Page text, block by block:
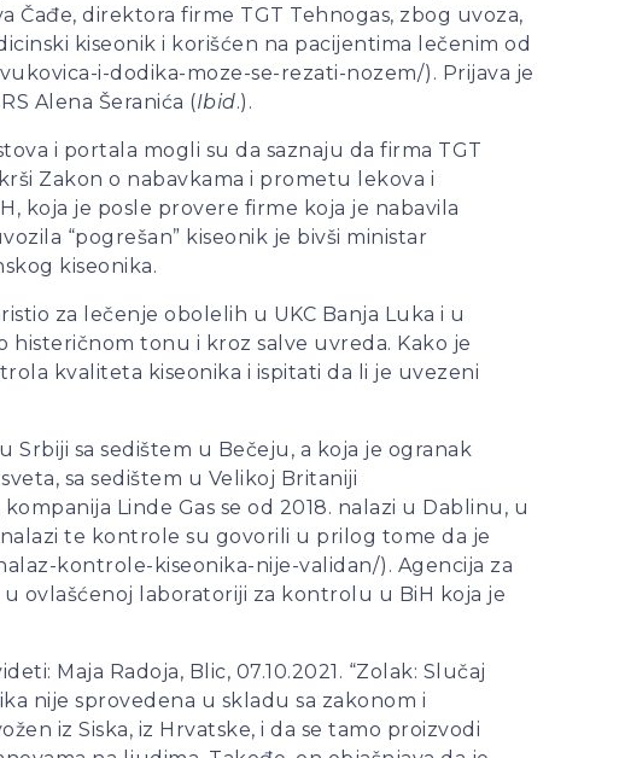
direktora firme TGT Tehnogas, zbog uvoza,
kiseonik i korišćen na pacijentima lečenim od
i-dodika-moze-se-rezati-nozem/). Prijava je
Alena Šeranića (Ibid.).
i portala mogli su da saznaju da firma TGT
Zakon o nabavkama i prometu lekova i
koja je posle provere firme koja je nabavila
“pogrešan” kiseonik je bivši ministar
kiseonika.
za lečenje obolelih u UKC Banja Luka i u
histeričnom tonu i kroz salve uvreda. Kako je
kvaliteta kiseonika i ispitati da li je uvezeni
Srbiji sa sedištem u Bečeju, a koja je ogranak
sa sedištem u Velikoj Britaniji
Linde Gas se od 2018. nalazi u Dablinu, u
te kontrole su govorili u prilog tome da je
kontrole-kiseonika-nije-validan/). Agencija za
ovlašćenoj laboratoriji za kontrolu u BiH koja je
Maja Radoja, Blic, 07.10.2021. “Zolak: Slučaj
nije sprovedena u skladu sa zakonom i
iz Siska, iz Hrvatske, i da se tamo proizvodi